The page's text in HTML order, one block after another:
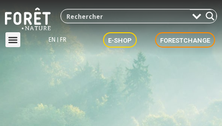
EN FR E-SHOP FORESTCHANGE